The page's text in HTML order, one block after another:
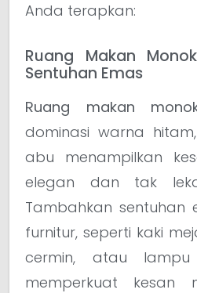
Anda terapkan:
Ruang Makan
Sentuhan Emas
Ruang makan
dominasi warna
abu menampilkan
elegan dan tak
Tambahkan
furnitur, seperti kaki
cermin, atau
memperkuat kesan